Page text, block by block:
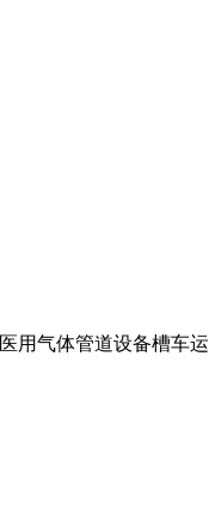
医用气体管道设备槽车运